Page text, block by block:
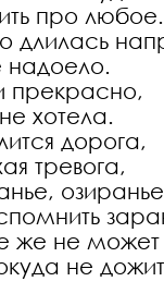
про любое.
длилась
прекрасно,
хотела.
дорога,
тревога,
же не может
не дожит